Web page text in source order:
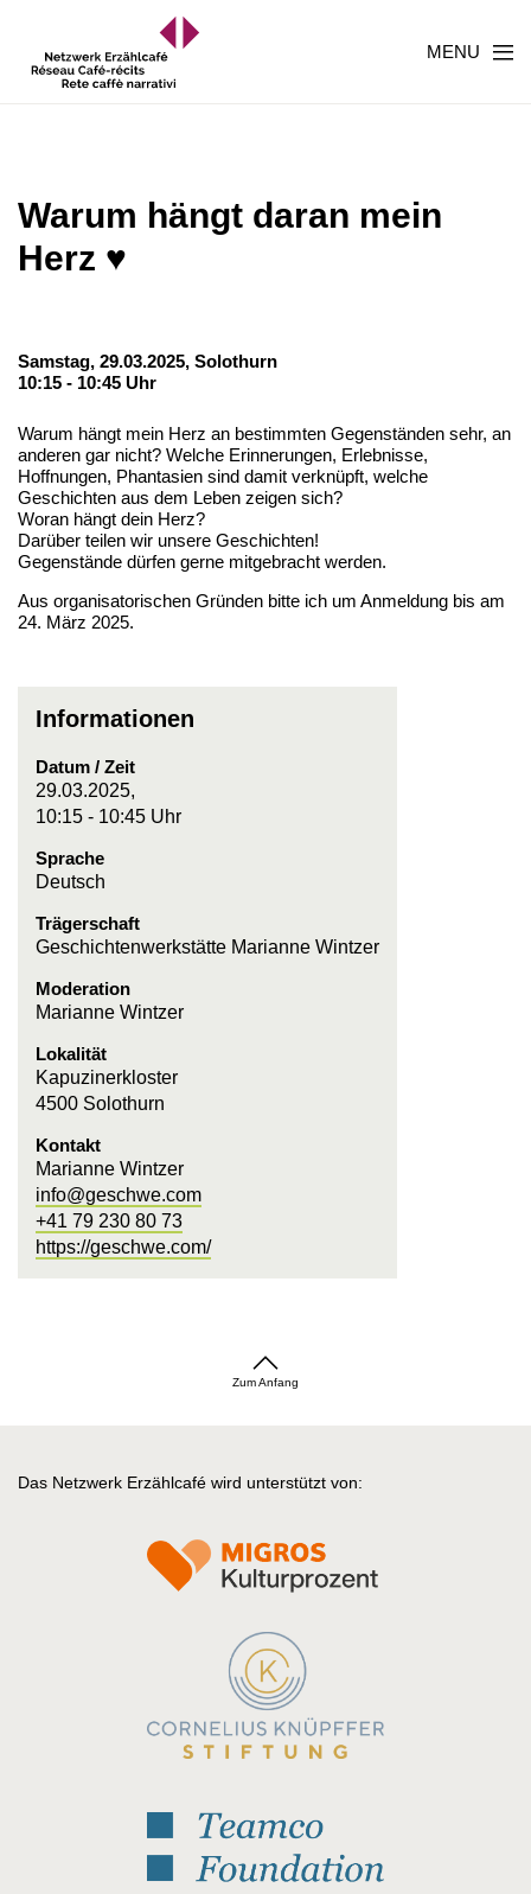
MENU
Warum hängt daran mein
Herz ♥️
Samstag, 29.03.2025, Solothurn
10:15 - 10:45 Uhr
Warum hängt mein Herz an bestimmten Gegenständen sehr, an
anderen gar nicht? Welche Erinnerungen, Erlebnisse,
Hoffnungen, Phantasien sind damit verknüpft, welche
Geschichten aus dem Leben zeigen sich?
Woran hängt dein Herz?
Darüber teilen wir unsere Geschichten!
Gegenstände dürfen gerne mitgebracht werden.
Aus organisatorischen Gründen bitte ich um Anmeldung bis am
24. März 2025.
Informationen
Datum / Zeit
29.03.2025,
10:15 - 10:45 Uhr
Sprache
Deutsch
Trägerschaft
Geschichtenwerkstätte Marianne Wintzer
Moderation
Marianne Wintzer
Lokalität
Kapuzinerkloster
4500 Solothurn
Kontakt
Marianne Wintzer
info@geschwe.com
+41 79 230 80 73
https://geschwe.com/
Zum Anfang
Das Netzwerk Erzählcafé wird unterstützt von: